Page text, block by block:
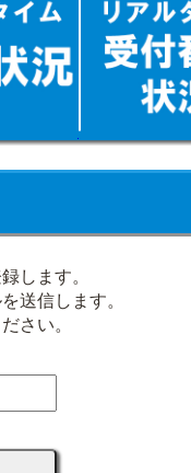
します。
送信します。
さい。